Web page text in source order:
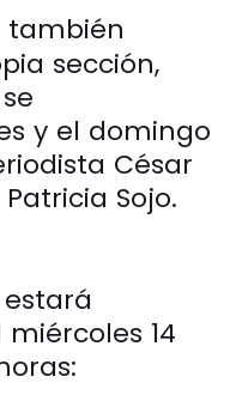
también
sección,
y el domingo
César
Sojo.
14